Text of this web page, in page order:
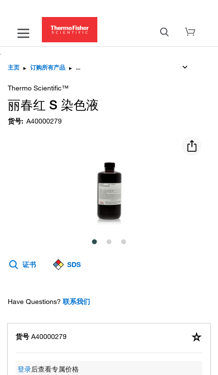
主页 ▸ 订购所有产品 ▸
Thermo Scientific™
丽春红 S 染色液
货号: A40000279
证书 SDS
Have Questions? 联系我们
货号 A40000279
登录后查看专属价格